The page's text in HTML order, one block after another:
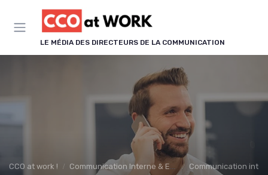
LE MÉDIA DES DIRECTEURS DE LA COMMUNICATION
CCO at work ! Communication Interne & Engagement Communication
Panneau de gestion des cookies